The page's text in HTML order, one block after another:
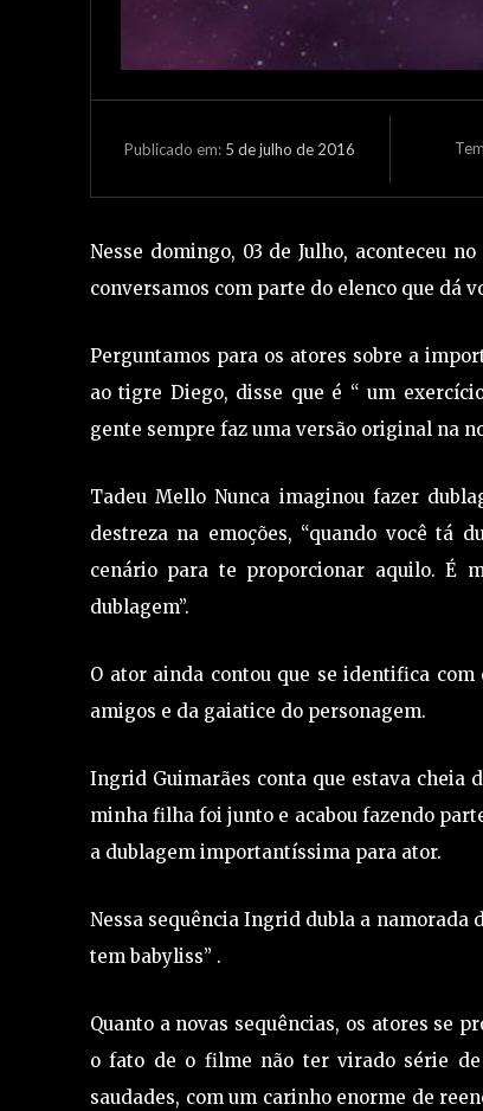
Publicado em: 5 de julho de 2016
Nesse domingo, 03 de Julho, aconteceu
conversamos com parte do elenco que dá
Perguntamos para os atores sobre a
ao tigre Diego, disse que é “ um
gente sempre faz uma versão original na
Tadeu Mello Nunca imaginou fazer
destreza na emoções, “quando você tá
cenário para te proporcionar aquilo. É
dublagem”.
O ator ainda contou que se identifica
amigos e da gaiatice do personagem.
Ingrid Guimarães conta que estava cheia
minha filha foi junto e acabou fazendo
a dublagem importantíssima para ator.
Nessa sequência Ingrid dubla a namorada
tem babyliss” .
Quanto a novas sequências, os atores se
o fato de o filme não ter virado série de
saudades, com um carinho enorme de